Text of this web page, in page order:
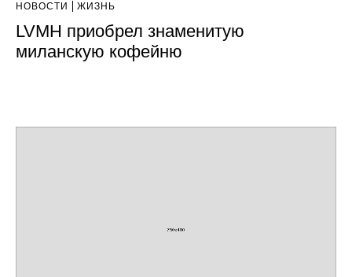
НОВОСТИ ЖИЗНЬ
LVMH приобрел знаменитую
миланскую кофейню